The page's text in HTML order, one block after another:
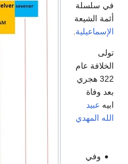
في سلسلة
أئمة الشيعة
الإسماعيلية.
تولى
الخلافة عام
322 هجري
بعد وفاة
ابيه عبيد
الله المهدي
وفي